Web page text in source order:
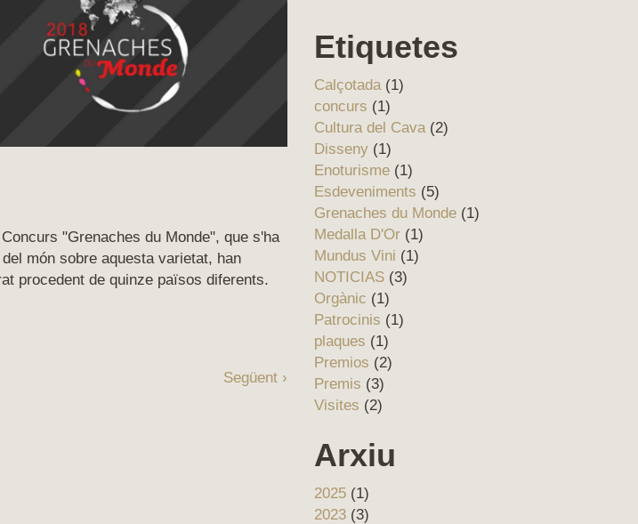
"Grenaches du Monde", que s'ha
món sobre aquesta varietat, han
procedent de quinze països diferents.
Següent ›
Etiquetes
Calçotada (1)
concurs (1)
Cultura del Cava (2)
Disseny (1)
Enoturisme (1)
Esdeveniments (5)
Grenaches du Monde (1)
Medalla D'Or (1)
Mundus Vini (1)
NOTICIAS (3)
Orgànic (1)
Patrocinis (1)
plaques (1)
Premios (2)
Premis (3)
Visites (2)
Arxiu
2025(1)
2023(3)